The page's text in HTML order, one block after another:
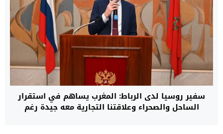
سفير روسيا لدى الرباط: المغرب يساهم في استقرار
الساحل والصحراء وعلاقتنا التجارية معه جيدة رغم